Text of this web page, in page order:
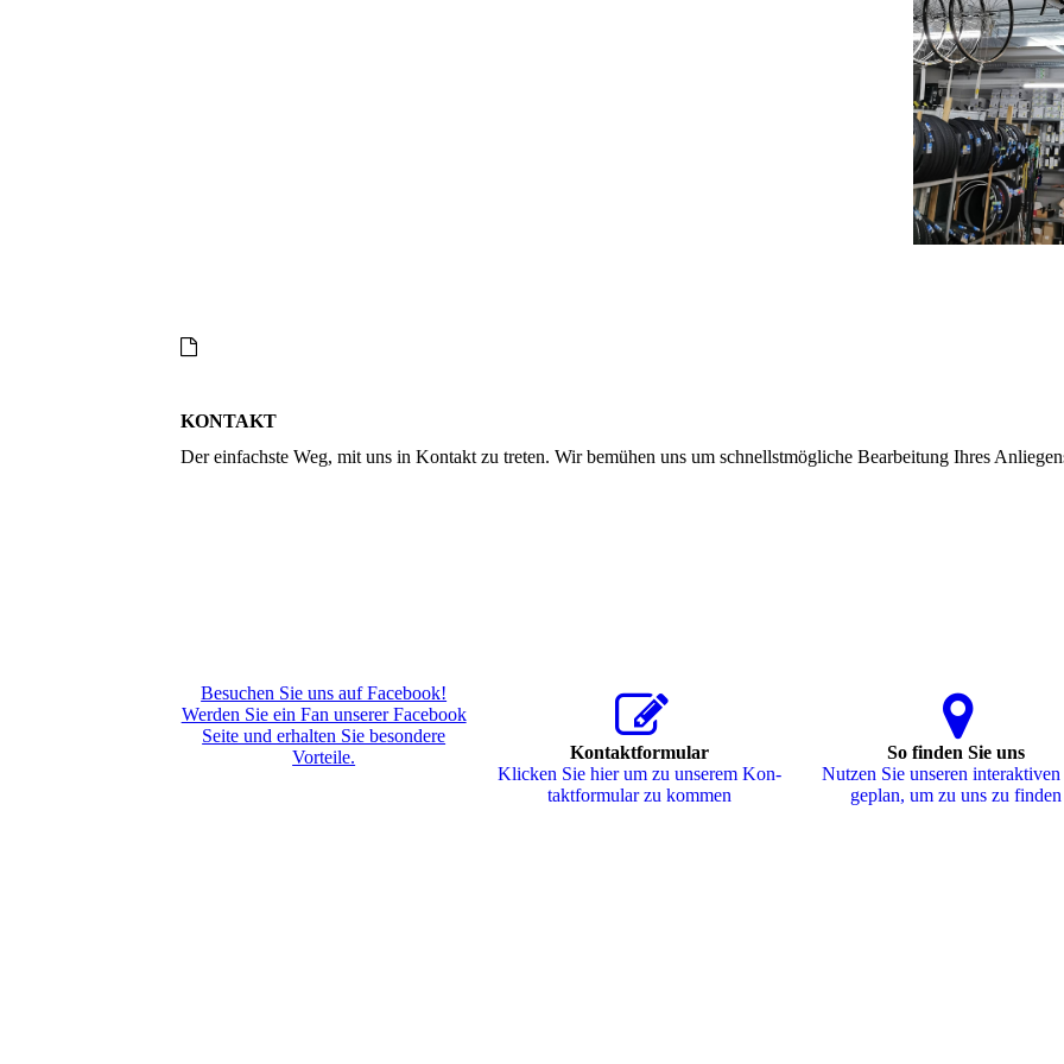
KONTAKT
Der einfachste Weg, mit uns in Kontakt zu treten. Wir bemühen uns um schnellstmögliche Bearbeitung Ihres
Besuchen Sie uns auf Facebook!
Werden Sie ein Fan unserer Facebook
Seite und erhalten Sie besondere
Vorteile.
Kontaktformular
Klicken Sie hier um zu unserem Kon­
takt­for­mu­lar zu kommen
So finden Sie uns
Nutzen Sie unseren
ge­plan, um zu uns zu finden